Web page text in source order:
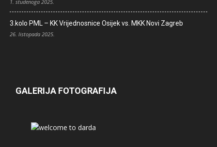
1. studenoga 2025.
3.kolo PML – KK Vrijednosnice Osijek vs. MKK Novi Zagreb
26. listopada 2025.
GALERIJA FOTOGRAFIJA